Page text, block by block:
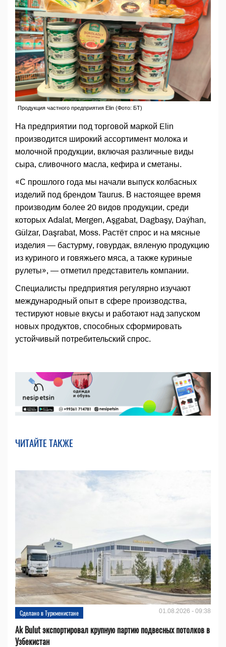
Продукция частного предприятия Elin (Фото: БТ)
На предприятии под торговой маркой Elin
производится широкий ассортимент молока и
молочной продукции, включая различные виды
сыра, сливочного масла, кефира и сметаны.
«С прошлого года мы начали выпуск колбасных
изделий под брендом Taurus. В настоящее время
производим более 20 видов продукции, среди
которых Adalat, Mergen, Aşgabat, Dagbaşy, Daýhan,
Gülzar, Daşrabat, Moss. Растёт спрос и на мясные
изделия — бастурму, говурдак, вяленую продукцию
из куриного и говяжьего мяса, а также куриные
рулеты», — отметил представитель компании.
Специалисты предприятия регулярно изучают
международный опыт в сфере производства,
тестируют новые вкусы и работают над запуском
новых продуктов, способных сформировать
устойчивый потребительский спрос.
ЧИТАЙТЕ ТАКЖЕ
Сделано в Туркменистане 01.08.2026 - 09:38
Ak Bulut экспортировал крупную партию подвесных потолков в
Узбекистан